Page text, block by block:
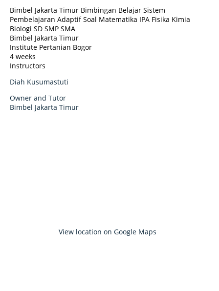
Bimbel Jakarta Timur Bimbingan Belajar Sistem
Pembelajaran Adaptif Soal Matematika IPA Fisika Kimia
Biologi SD SMP SMA
Bimbel Jakarta Timur
Institute Pertanian Bogor
4 weeks
Instructors
Diah Kusumastuti
Owner and Tutor
Bimbel Jakarta Timur
View location on Google Maps